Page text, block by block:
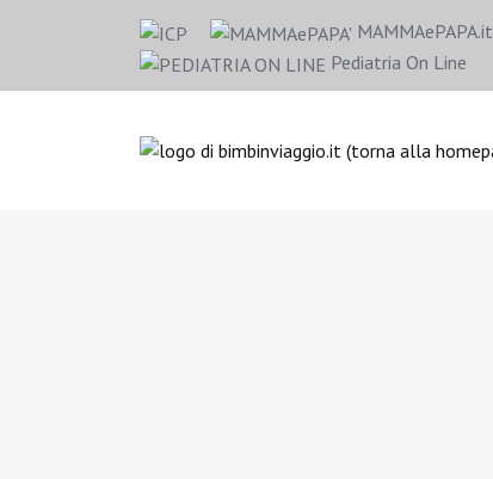
MAMMAePAPA.it
Pediatria On Line